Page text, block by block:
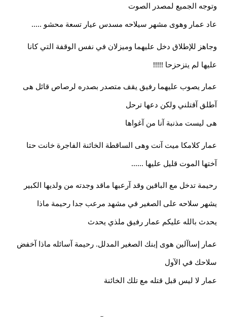
وتوجه الجميع لمصدر الصوت
عاد عمار وهوى مشهر سيلاحه مسدس عيار تسعة محشو .....
عليها لم يتزحزحا !!!!!
آطلق آقتلني ولكن دعها ترحل
هى ليست مذنبة آنا من آغواها
آختها الموت قليل عليها ......
يشهر سلاحه على الصغير في مشهد مرعب جدا رحيمة ماذا
يحدث بالله عليكم عمار رفيق ملذي يحدث
سلاحك في الآول
عمار لا ليس قبل قتله مع تلك الخائنة